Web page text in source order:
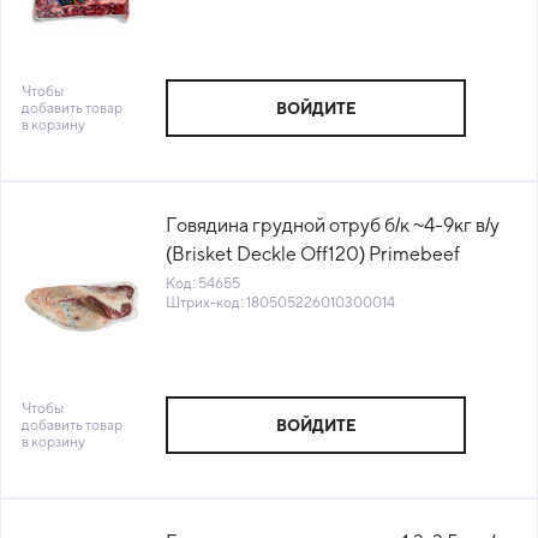
Чтобы
добавить товар
в корзину
ВОЙДИТЕ
Говядина грудной отруб б/к ~4-9кг в/у
(Brisket Deckle Off120) Primebeef
(66370 66943 76505)(КОД 54655)
(-18°С)
Код: 54655
Штрих-код: 180505226010300014
Чтобы
добавить товар
в корзину
ВОЙДИТЕ